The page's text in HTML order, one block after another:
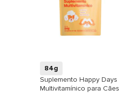
84g
Suplemento Happy Days
Multivitamínico para Cães